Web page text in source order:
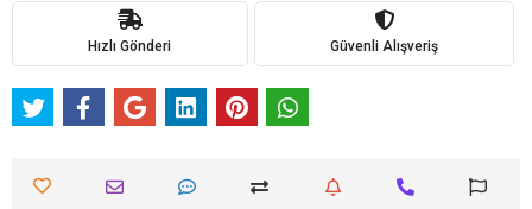
Hızlı Gönderi Güvenli Alışveriş